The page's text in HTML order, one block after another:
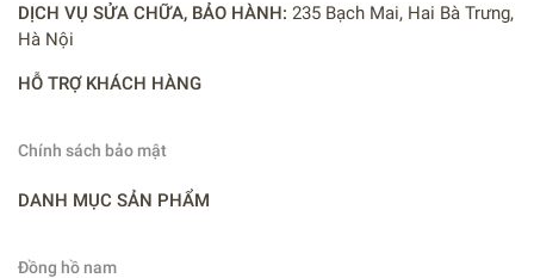
DỊCH VỤ SỬA CHỮA, BẢO HÀNH: 235 Bạch Mai, Hai Bà Trưng,
Hà Nội
HỖ TRỢ KHÁCH HÀNG
Chính sách bảo mật
DANH MỤC SẢN PHẨM
Đồng hồ nam